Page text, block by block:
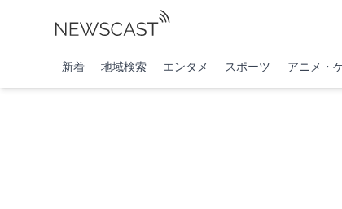
新着 地域検索 エンタメ スポーツ アニメ・